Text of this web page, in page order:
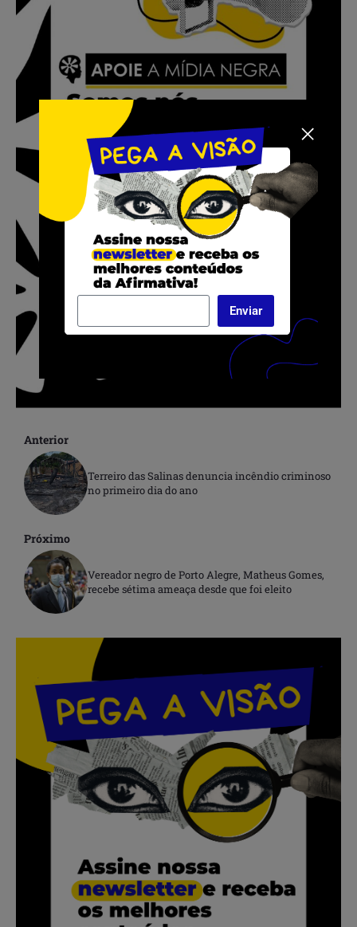
Anterior
Terreiro das Salinas denuncia incêndio criminoso
no primeiro dia do ano
Próximo
Vereador negro de Porto Alegre, Matheus Gomes,
recebe sétima ameaça desde que foi eleito
.
.
Enviar